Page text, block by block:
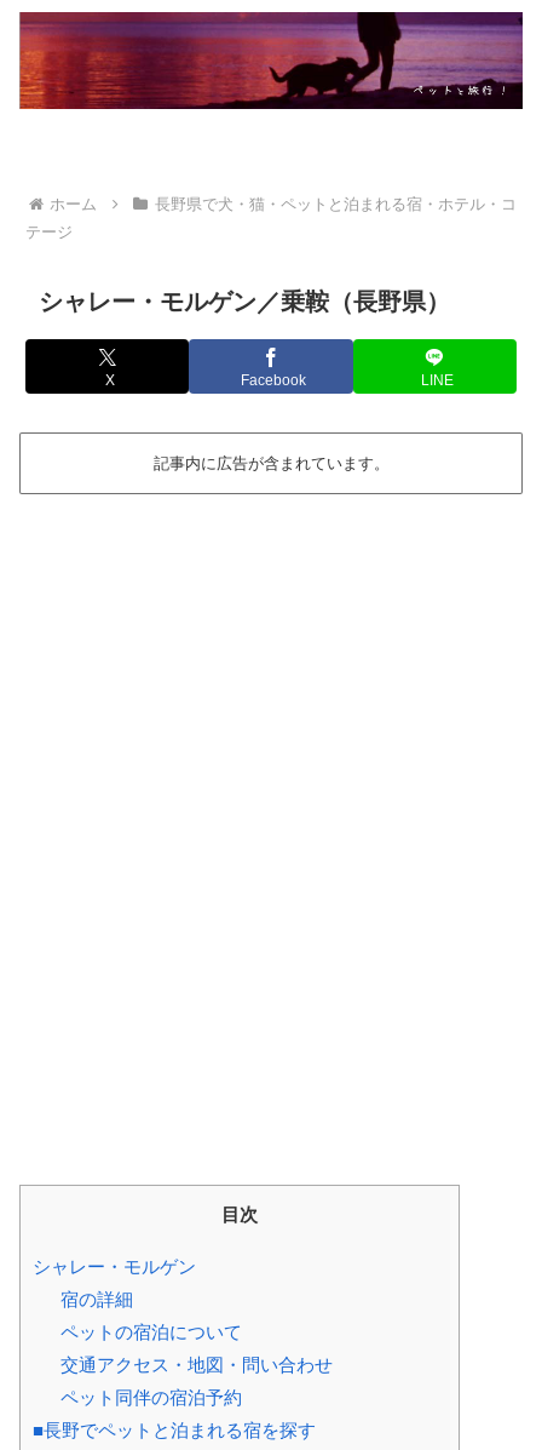
ホーム
長野県で犬・猫・ペットと泊まれる宿・ホテル・コ
テージ
シャレー・モルゲン／乗鞍（長野県）
X Facebook LINE
記事内に広告が含まれています。
目次
シャレー・モルゲン
宿の詳細
ペットの宿泊について
交通アクセス・地図・問い合わせ
ペット同伴の宿泊予約
■長野でペットと泊まれる宿を探す